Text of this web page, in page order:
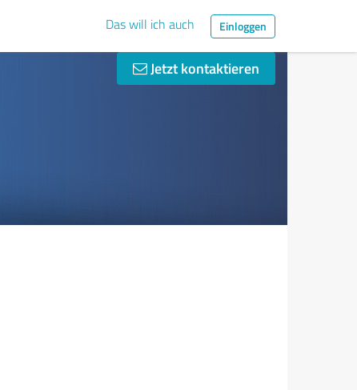
Das will ich auch Einloggen
Jetzt kontaktieren